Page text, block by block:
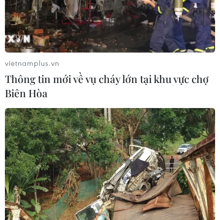
Hội đồng Bảo an đánh giá về mối đe
dọa của IS đối với hòa bình, an ninh
quốc tế
Mỹ hoàn trả khoảng 100 tỷ USD thuế
quan sau phán quyết của Tòa án Tối
cao
05/08/2026 22:58
Tổng Bí thư, Chủ tịch nước tiếp Tư
lệnh Bộ Chỉ huy Thái Bình Dương
Hoa Kỳ
05/08/2026 12:29
vietnamplus.vn
Thông tin mới về vụ cháy lớn tại khu vực chợ
Biên Hòa